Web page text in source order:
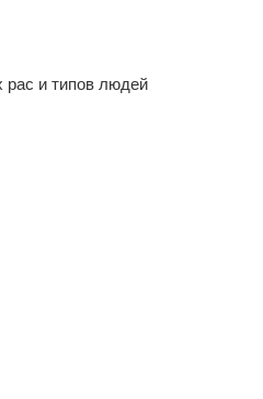
рас и типов людей